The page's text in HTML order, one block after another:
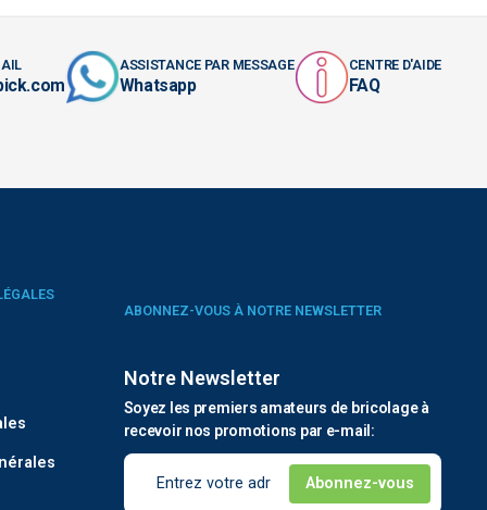
ASSISTANCE PAR MESSAGE
Whatsapp
CENTRE D'AIDE
FAQ
ABONNEZ-VOUS À NOTRE NEWSLETTER
Notre Newsletter
Soyez les premiers amateurs de bricolage à
recevoir nos promotions par e-mail: